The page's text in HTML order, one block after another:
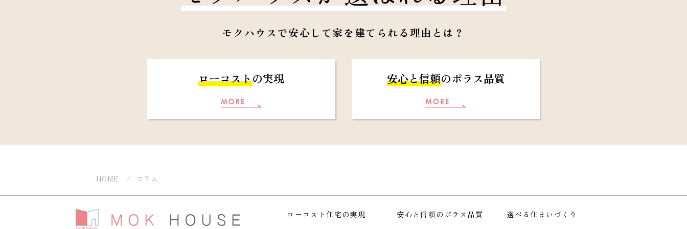
モクハウスで安心して家を建てられる理由とは？
ローコストの実現 安心と信頼のポラス品質
HOME コラム
ローコスト住宅の実現 安心と信頼のポラス品質
選べる住まいづくり